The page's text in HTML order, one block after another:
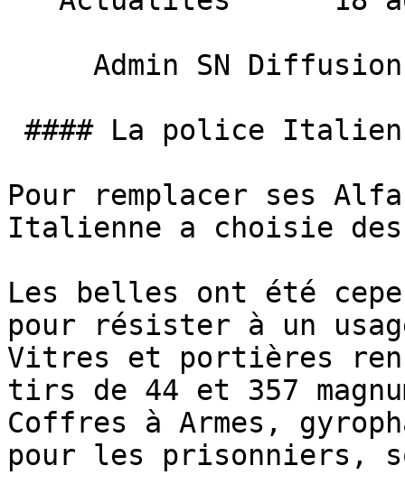
Pour remplacer ses
Italienne a choisie des
Les belles ont été
pour résister à un
Vitres et portières
tirs de 44 et 357
Coffres à Armes,
pour les prisonniers,